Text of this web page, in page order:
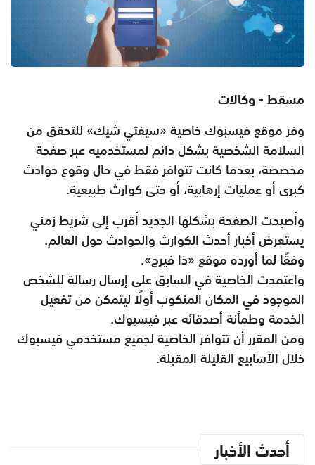
مسقط - وكالات
وفر موقع فيسبوك خاصية «سيفتي شيك» للتحقق من
السلامة الشخصية بشكل دائم لمستخدميه عبر صفحة
مخصصة، بعدما كانت تتوافر فقط في حال وقوع حوادث
كبرى أو عمليات إرهابية، أو حتى كوارث طبيعية.
وأصبحت الصفحة بشكلها الجديد أقرب إلى شريط زمني
يستعرض أخبار أحدث الكوارث والحوادث حول العالم.
وفقًا لما أورده موقع «ذا فيرج».
واعتمدت الخاصية في السابق على إرسال رسالة للشخص
الموجود في المكان المنكوب أولًا ليتمكن من تفعيل
الخدمة وطمأنة أصدقائه عبر فيسبوك.
ومن المقرر أن تتوافر الخاصية لجميع مستخدمي فيسبوك
خلال الأسابيع القليلة المقبلة.
أحدث الأخبار